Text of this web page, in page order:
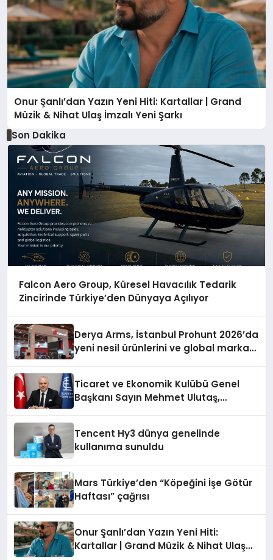
Onur Şanlı’dan Yazın Yeni Hiti: Kartallar | Grand
Müzik & Nihat Ulaş İmzalı Yeni Şarkı
Son Dakika
Falcon Aero Group, Küresel Havacılık Tedarik
Zincirinde Türkiye’den Dünyaya Açılıyor
Derya Arms, İstanbul Prohunt 2026’da
yeni nesil ürünlerini ve global marka
Ticaret ve Ekonomik Kulübü Genel
Başkanı Sayın Mehmet Ulutaş,
Tencent Hy3 dünya genelinde
kullanıma sunuldu
Mars Türkiye’den “Köpeğini İşe Götür
Haftası” çağrısı
Onur Şanlı’dan Yazın Yeni Hiti:
Kartallar | Grand Müzik & Nihat Ulaş